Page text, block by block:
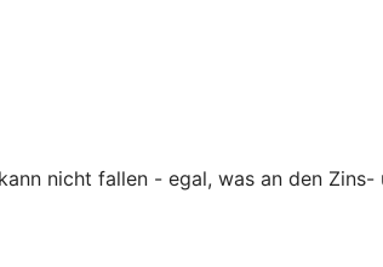
nicht fallen - egal, was an den